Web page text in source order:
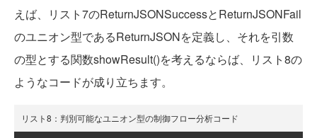
えば、リスト7のReturnJSONSuccessとReturnJSONFail
のユニオン型であるReturnJSONを定義し、それを引数
の型とする関数showResult()を考えるならば、リスト8の
ようなコードが成り立ちます。
リスト8：判別可能なユニオン型の制御フロー分析コード